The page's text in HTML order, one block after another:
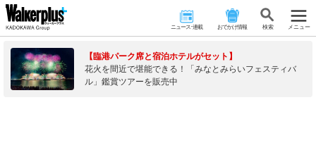
ニュース･連載 おでかけ情報 検 索 メニュー
【臨港パーク席と宿泊ホテルがセット】
花火を間近で堪能できる！「みなとみらいフェスティバ
ル」鑑賞ツアーを販売中